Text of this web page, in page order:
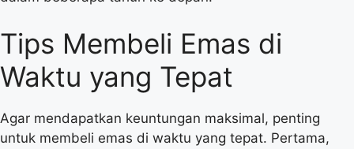
Tips Membeli Emas di
Waktu yang Tepat
Agar mendapatkan keuntungan maksimal, penting
untuk membeli emas di waktu yang tepat. Pertama,